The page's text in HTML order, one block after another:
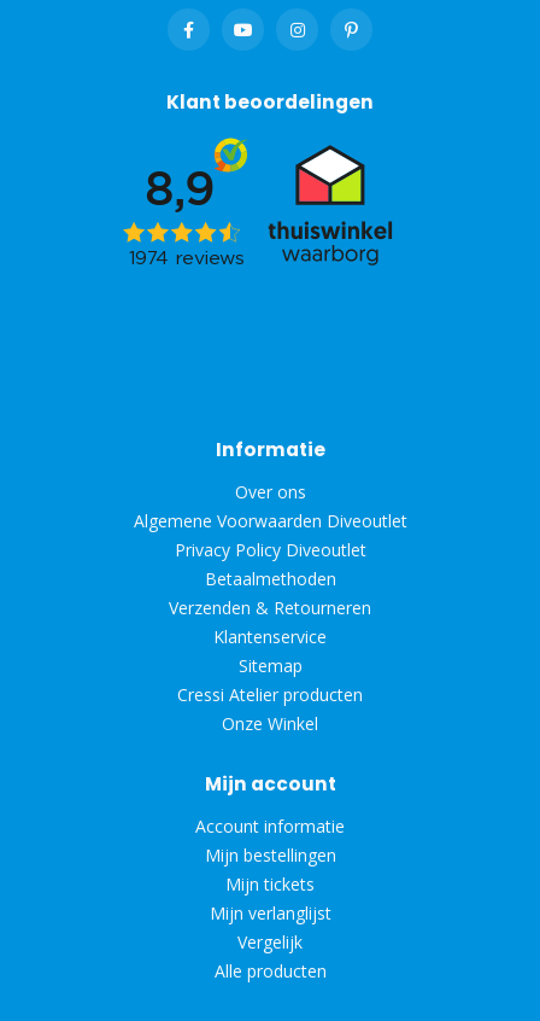
Klant beoordelingen
Informatie
Over ons
Algemene Voorwaarden Diveoutlet
Privacy Policy Diveoutlet
Betaalmethoden
Verzenden & Retourneren
Klantenservice
Sitemap
Cressi Atelier producten
Onze Winkel
Mijn account
Account informatie
Mijn bestellingen
Mijn tickets
Mijn verlanglijst
Vergelijk
Alle producten